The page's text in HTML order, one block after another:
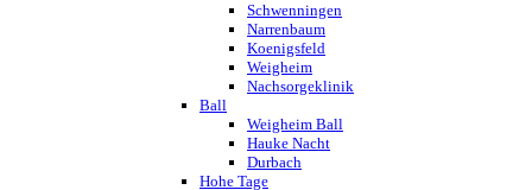
Schwenningen
Narrenbaum
Koenigsfeld
Weigheim
Nachsorgeklinik
Ball
Weigheim Ball
Hauke Nacht
Durbach
Hohe Tage